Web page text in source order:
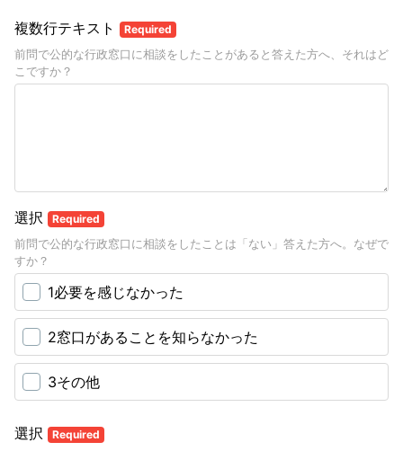
複数行テキスト Required
前問で公的な行政窓口に相談をしたことがあると答えた方へ、それはど
こですか？
選択 Required
前問で公的な行政窓口に相談をしたことは「ない」答えた方へ。なぜで
すか？
1必要を感じなかった
2窓口があることを知らなかった
3その他
選択 Required